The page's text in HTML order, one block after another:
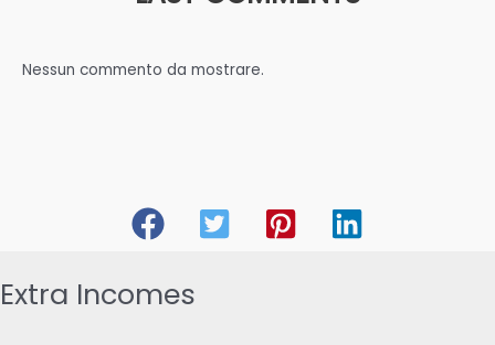
Nessun commento da mostrare.
Extra Incomes